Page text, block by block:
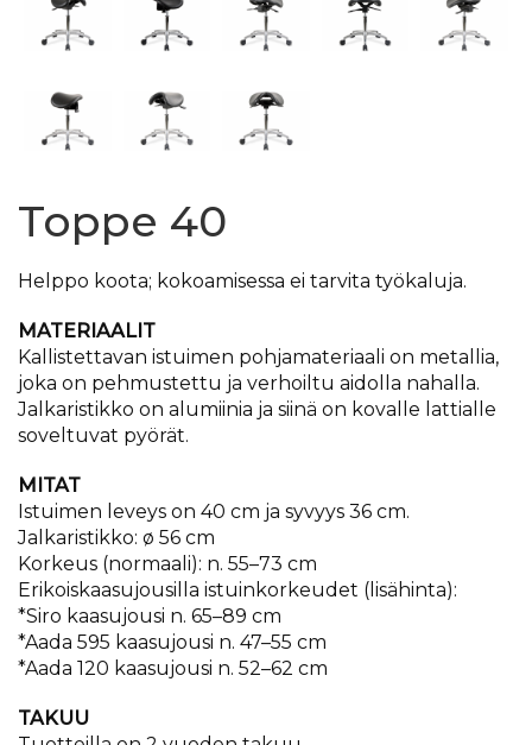
Toppe 40
​Helppo koota; kokoamisessa ei tarvita työkaluja.
​MATERIAALIT
Kallistettavan istuimen pohjamateriaali on metallia,
joka on pehmustettu ja verhoiltu aidolla nahalla.
Jalkaristikko on alumiinia ja siinä on kovalle lattialle
soveltuvat pyörät.
MITAT
Istuimen leveys on 40 cm ja syvyys 36 cm.
Jalkaristikko: ø 56 cm
Korkeus (normaali): n. 55–73 cm
Erikoiskaasujousilla istuinkorkeudet (lisähinta):
*Siro kaasujousi n. 65–89 cm
*Aada 595 kaasujousi n. 47–55 cm
*Aada 120 kaasujousi n. 52–62 cm
TAKUU